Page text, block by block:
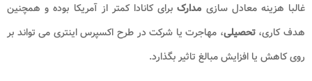
غالبا هزینه معادل سازی مدارکبرای کانادا کمتر از آمریکا بوده و همچنین
هدف کاری،تحصیلی، مهاجرت یا شرکت در طرح اکسپرس اینتری می تواند بر
روی کاهش یا افزایش مبالغ تاثیر بگذارد.